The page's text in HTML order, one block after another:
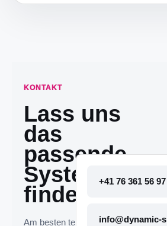
KONTAKT
Lass uns
das
passende
System
finden.
Am besten telefonisch
+41 76 361 56 97
info@dynamic-